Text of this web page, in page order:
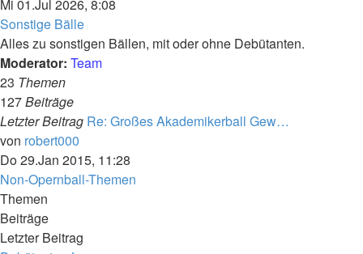
Mi 01.Jul 2026, 8:08
Sonstige Bälle
Alles zu sonstigen Bällen, mit oder ohne Debütanten.
Moderator: Team
23 Themen
127Beiträge
Letzter Beitrag Re: Großes Akademikerball Gew…
von robert000
Beitrag
Do 29.Jan 2015, 11:28
Non-Opernball-Themen
Themen
Beiträge
Letzter Beitrag